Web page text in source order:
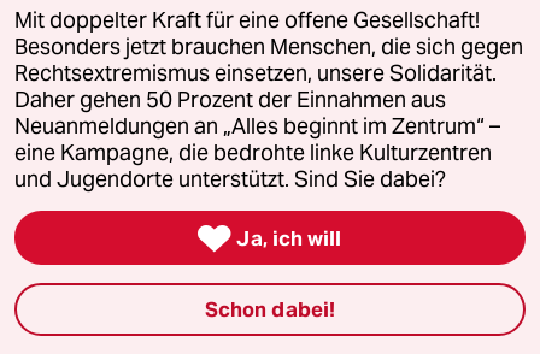
© 2026 taz Verlags und Vertriebs GmbH
Alle Rechte vorbehalten. Bei rechtlichen Fragen oder für Genehmigungen
wenden Sie sich bitte anlizenzen@taz.de
Feedback Redaktionsstatut Kommune-Richtlinien KI-
Leitlinie Datenschutz Impressum
Seitenwende Einwilligungen widerrufen (Ads)
Mit doppelter Kraft für eine offene Gesellschaft!
Besonders jetzt brauchen Menschen, die sich gegen
Rechtsextremismus einsetzen, unsere Solidarität.
Daher gehen 50 Prozent der Einnahmen aus
Neuanmeldungen an „Alles beginnt im Zentrum“ –
eine Kampagne, die bedrohte linke Kulturzentren
und Jugendorte unterstützt. Sind Sie dabei?
 Ja, ich will
Schon dabei!